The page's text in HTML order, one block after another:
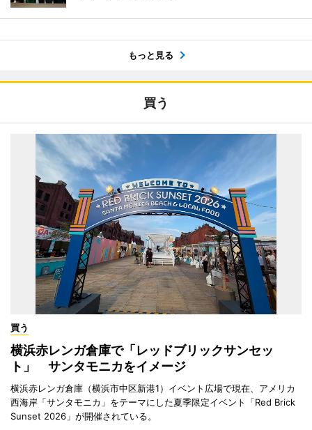
もっと見る
買う
買う
横浜赤レンガ倉庫で「レッドブリックサンセッ
ト」 サンタモニカをイメージ
横浜赤レンガ倉庫（横浜市中区新港1）イベント広場で現在、アメリカ
西海岸「サンタモニカ」をテーマにした夏季限定イベント「Red Brick
Sunset 2026」が開催されている。